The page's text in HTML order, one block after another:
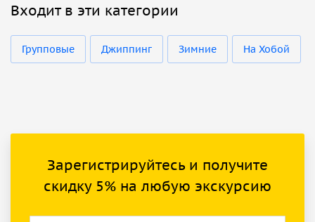
Входит в эти категории
Групповые Джиппинг Зимние На Хобой
Зарегистрируйтесь и получите
скидку 5% на любую экскурсию